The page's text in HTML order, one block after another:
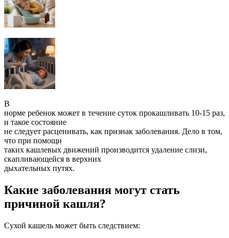
В
норме ребенок может в течение суток прокашливать 10-15 раз,
и такое состояние
не следует расценивать, как признак заболевания. Дело в том,
что при помощи
таких кашлевых движений производится удаление слизи,
скапливающейся в верхних
дыхательных путях.
Какие заболевания могут стать
причиной кашля?
Сухой кашель может быть следствием: